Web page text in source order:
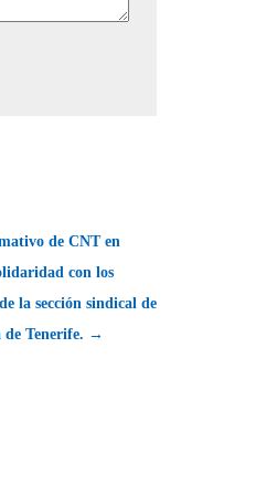
de CNT en
con los
la sección sindical de
de Tenerife. →